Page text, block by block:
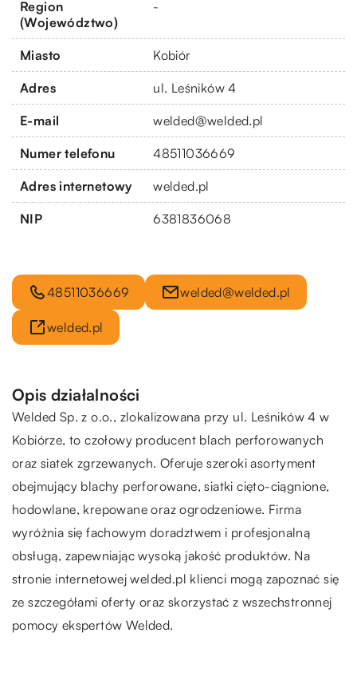
Region
(Województwo)
-
Miasto Kobiór
Adres ul. Leśników 4
E-mail welded@welded.pl
Numer telefonu 48511036669
Adres internetowy welded.pl
NIP 6381836068
48511036669 welded@welded.pl
welded.pl
Opis działalności
Welded Sp. z o.o., zlokalizowana przy ul. Leśników 4 w
Kobiórze, to czołowy producent blach perforowanych
oraz siatek zgrzewanych. Oferuje szeroki asortyment
obejmujący blachy perforowane, siatki cięto-ciągnione,
hodowlane, krepowane oraz ogrodzeniowe. Firma
wyróżnia się fachowym doradztwem i profesjonalną
obsługą, zapewniając wysoką jakość produktów. Na
stronie internetowej welded.pl klienci mogą zapoznać się
ze szczegółami oferty oraz skorzystać z wszechstronnej
pomocy ekspertów Welded.